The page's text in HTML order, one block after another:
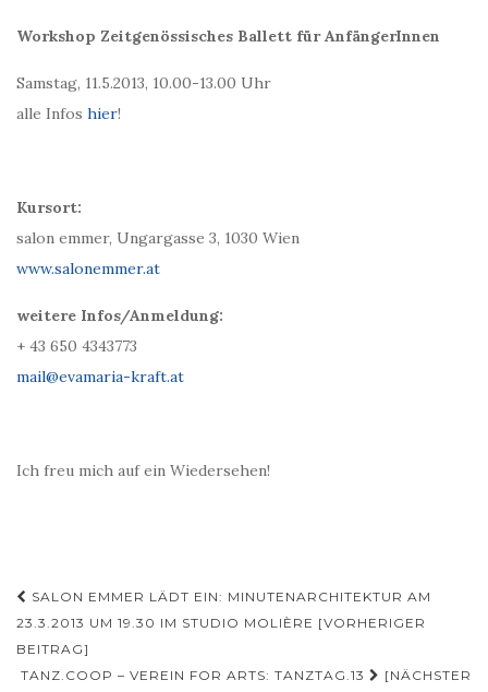
Workshop Zeitgenössisches Ballett für AnfängerInnen
Samstag, 11.5.2013, 10.00-13.00 Uhr
alle Infos hier!
Kursort:
salon emmer, Ungargasse 3, 1030 Wien
www.salonemmer.at
weitere Infos/Anmeldung:
+ 43 650 4343773
mail@evamaria-kraft.at
Ich freu mich auf ein Wiedersehen!
Beitragsnavigation
SALON EMMER LÄDT EIN: MINUTENARCHITEKTUR AM
23.3.2013 UM 19.30 IM STUDIO MOLIÈRE [VORHERIGER
BEITRAG]
TANZ.COOP – VEREIN FOR ARTS: TANZTAG.13
[NÄCHSTER